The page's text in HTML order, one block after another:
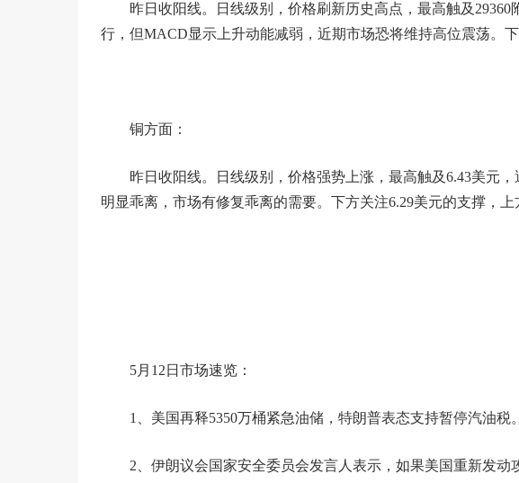
昨日收阳线。日线级别，价格刷新历史高点，最高触及
行，但MACD显示上升动能减弱，近期市场恐将维持高位震荡。
铜方面：
昨日收阳线。日线级别，价格强势上涨，最高触及6.43美元
明显乖离，市场有修复乖离的需要。下方关注6.29美元的支撑，上
5月12日市场速览：
1、美国再释5350万桶紧急油储，特朗普表态支持暂停汽油税。
2、伊朗议会国家安全委员会发言人表示，如果美国重新发动